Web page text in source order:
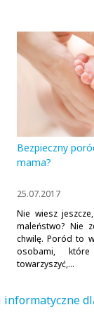
Bezpieczny
mama?
25.07.2017
Nie wiesz
maleństwo? Nie
chwilę. Poród to
osobami,
towarzyszyć,...
informatyczne